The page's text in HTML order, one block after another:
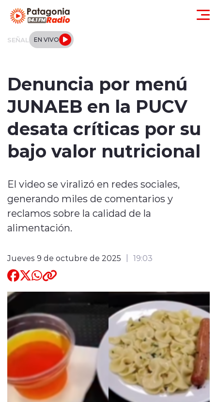
SEÑAL EN VIVO
Tendencias
Deportes
Entrevistas
Quienes Somos
Denuncia por menú
JUNAEB en la PUCV
desata críticas por su
bajo valor nutricional
El video se viralizó en redes sociales,
generando miles de comentarios y
reclamos sobre la calidad de la
alimentación.
Jueves 9 de octubre de 2025 19:03